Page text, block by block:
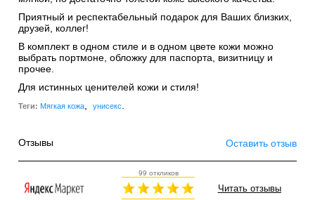
Приятный и респектабельный подарок для Ваших близких,
друзей, коллег!
В комплект в одном стиле и в одном цвете кожи можно
выбрать портмоне, обложку для паспорта, визитницу и
прочее.
Для истинных ценителей кожи и стиля!
Теги: Мягкая кожа унисекс
Отзывы Оставить отзыв
99 откликов
Читать отзывы